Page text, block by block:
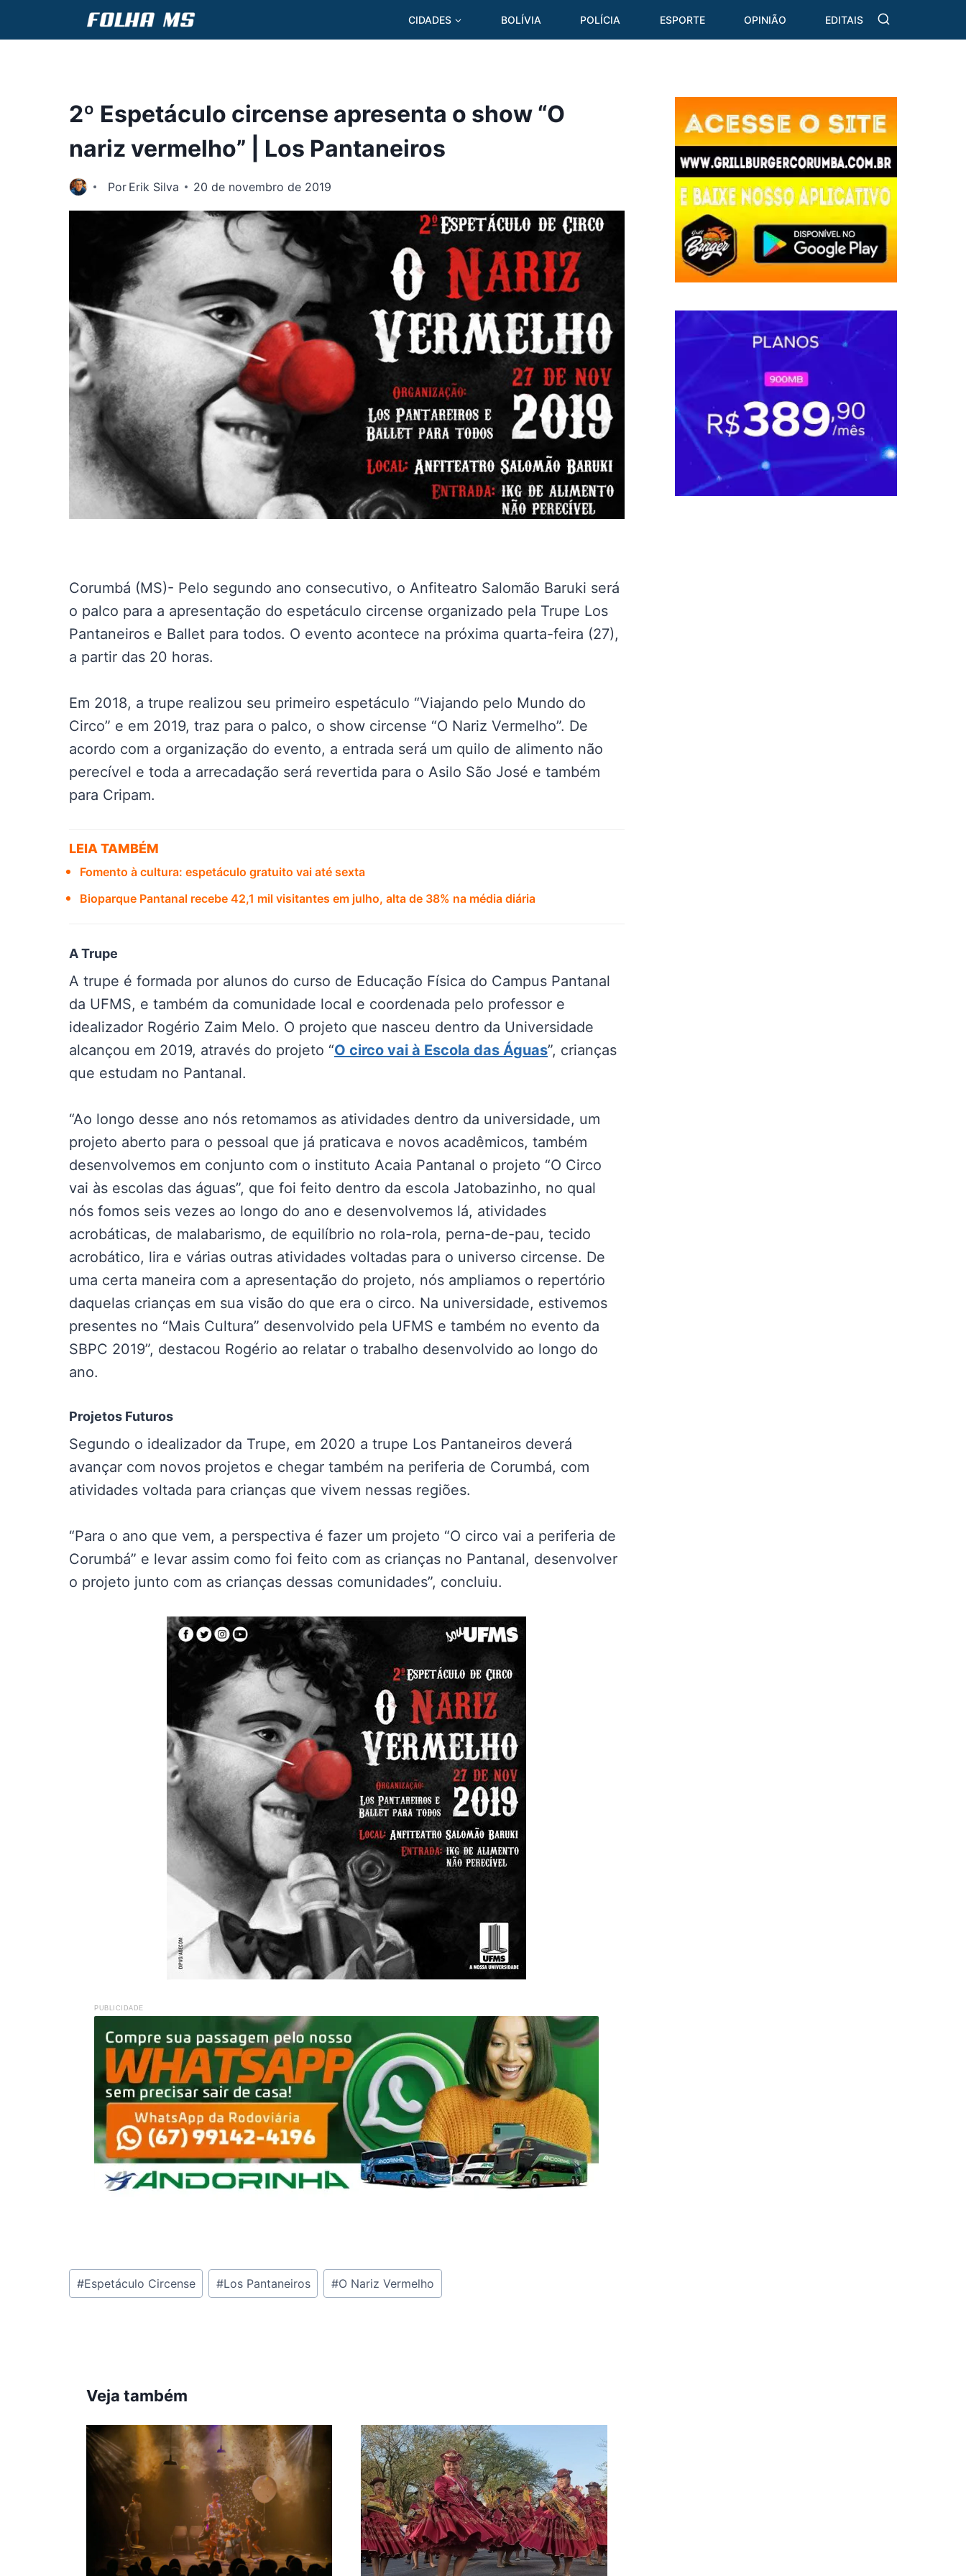
CIDADES BOLÍVIA POLÍCIA ESPORTE OPINIÃO EDITAIS
2º Espetáculo circense apresenta o show “O
nariz vermelho” | Los Pantaneiros
Por Erik Silva 20 de novembro de 2019
Corumbá (MS)- Pelo segundo ano consecutivo, o Anfiteatro Salomão Baruki será
o palco para a apresentação do espetáculo circense organizado pela Trupe Los
Pantaneiros e Ballet para todos. O evento acontece na próxima quarta-feira (27),
a partir das 20 horas.
Em 2018, a trupe realizou seu primeiro espetáculo “Viajando pelo Mundo do
Circo” e em 2019, traz para o palco, o show circense “O Nariz Vermelho”. De
acordo com a organização do evento, a entrada será um quilo de alimento não
perecível e toda a arrecadação será revertida para o Asilo São José e também
para Cripam.
LEIA TAMBÉM
Fomento à cultura: espetáculo gratuito vai até sexta
Bioparque Pantanal recebe 42,1 mil visitantes em julho, alta de 38% na média diária
A Trupe
A trupe é formada por alunos do curso de Educação Física do Campus Pantanal
da UFMS, e também da comunidade local e coordenada pelo professor e
idealizador Rogério Zaim Melo. O projeto que nasceu dentro da Universidade
alcançou em 2019, através do projeto “O circo vai à Escola das Águas”, crianças
que estudam no Pantanal.
“Ao longo desse ano nós retomamos as atividades dentro da universidade, um
projeto aberto para o pessoal que já praticava e novos acadêmicos, também
desenvolvemos em conjunto com o instituto Acaia Pantanal o projeto “O Circo
vai às escolas das águas”, que foi feito dentro da escola Jatobazinho, no qual
nós fomos seis vezes ao longo do ano e desenvolvemos lá, atividades
acrobáticas, de malabarismo, de equilíbrio no rola-rola, perna-de-pau, tecido
acrobático, lira e várias outras atividades voltadas para o universo circense. De
uma certa maneira com a apresentação do projeto, nós ampliamos o repertório
daquelas crianças em sua visão do que era o circo. Na universidade, estivemos
presentes no “Mais Cultura” desenvolvido pela UFMS e também no evento da
SBPC 2019”, destacou Rogério ao relatar o trabalho desenvolvido ao longo do
ano.
Projetos Futuros
Segundo o idealizador da Trupe, em 2020 a trupe Los Pantaneiros deverá
avançar com novos projetos e chegar também na periferia de Corumbá, com
atividades voltada para crianças que vivem nessas regiões.
“Para o ano que vem, a perspectiva é fazer um projeto “O circo vai a periferia de
Corumbá” e levar assim como foi feito com as crianças no Pantanal, desenvolver
o projeto junto com as crianças dessas comunidades”, concluiu.
PUBLICIDADE
Tags
do
#Espetáculo Circense #Los Pantaneiros #O Nariz Vermelho
Veja também